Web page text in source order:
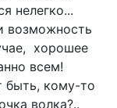
нелегко...
возможность
хорошее
всем!
быть, кому-то
волка?..